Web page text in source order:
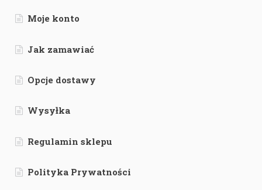
Moje konto
Jak zamawiać
Opcje dostawy
Wysyłka
Regulamin sklepu
Polityka Prywatności